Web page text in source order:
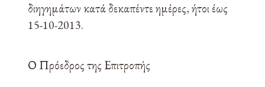
διηγημάτων κατά δεκαπέντε ημέρες, ήτοι έως
15-10-2013.
Ο Πρόεδρος της Επιτροπής